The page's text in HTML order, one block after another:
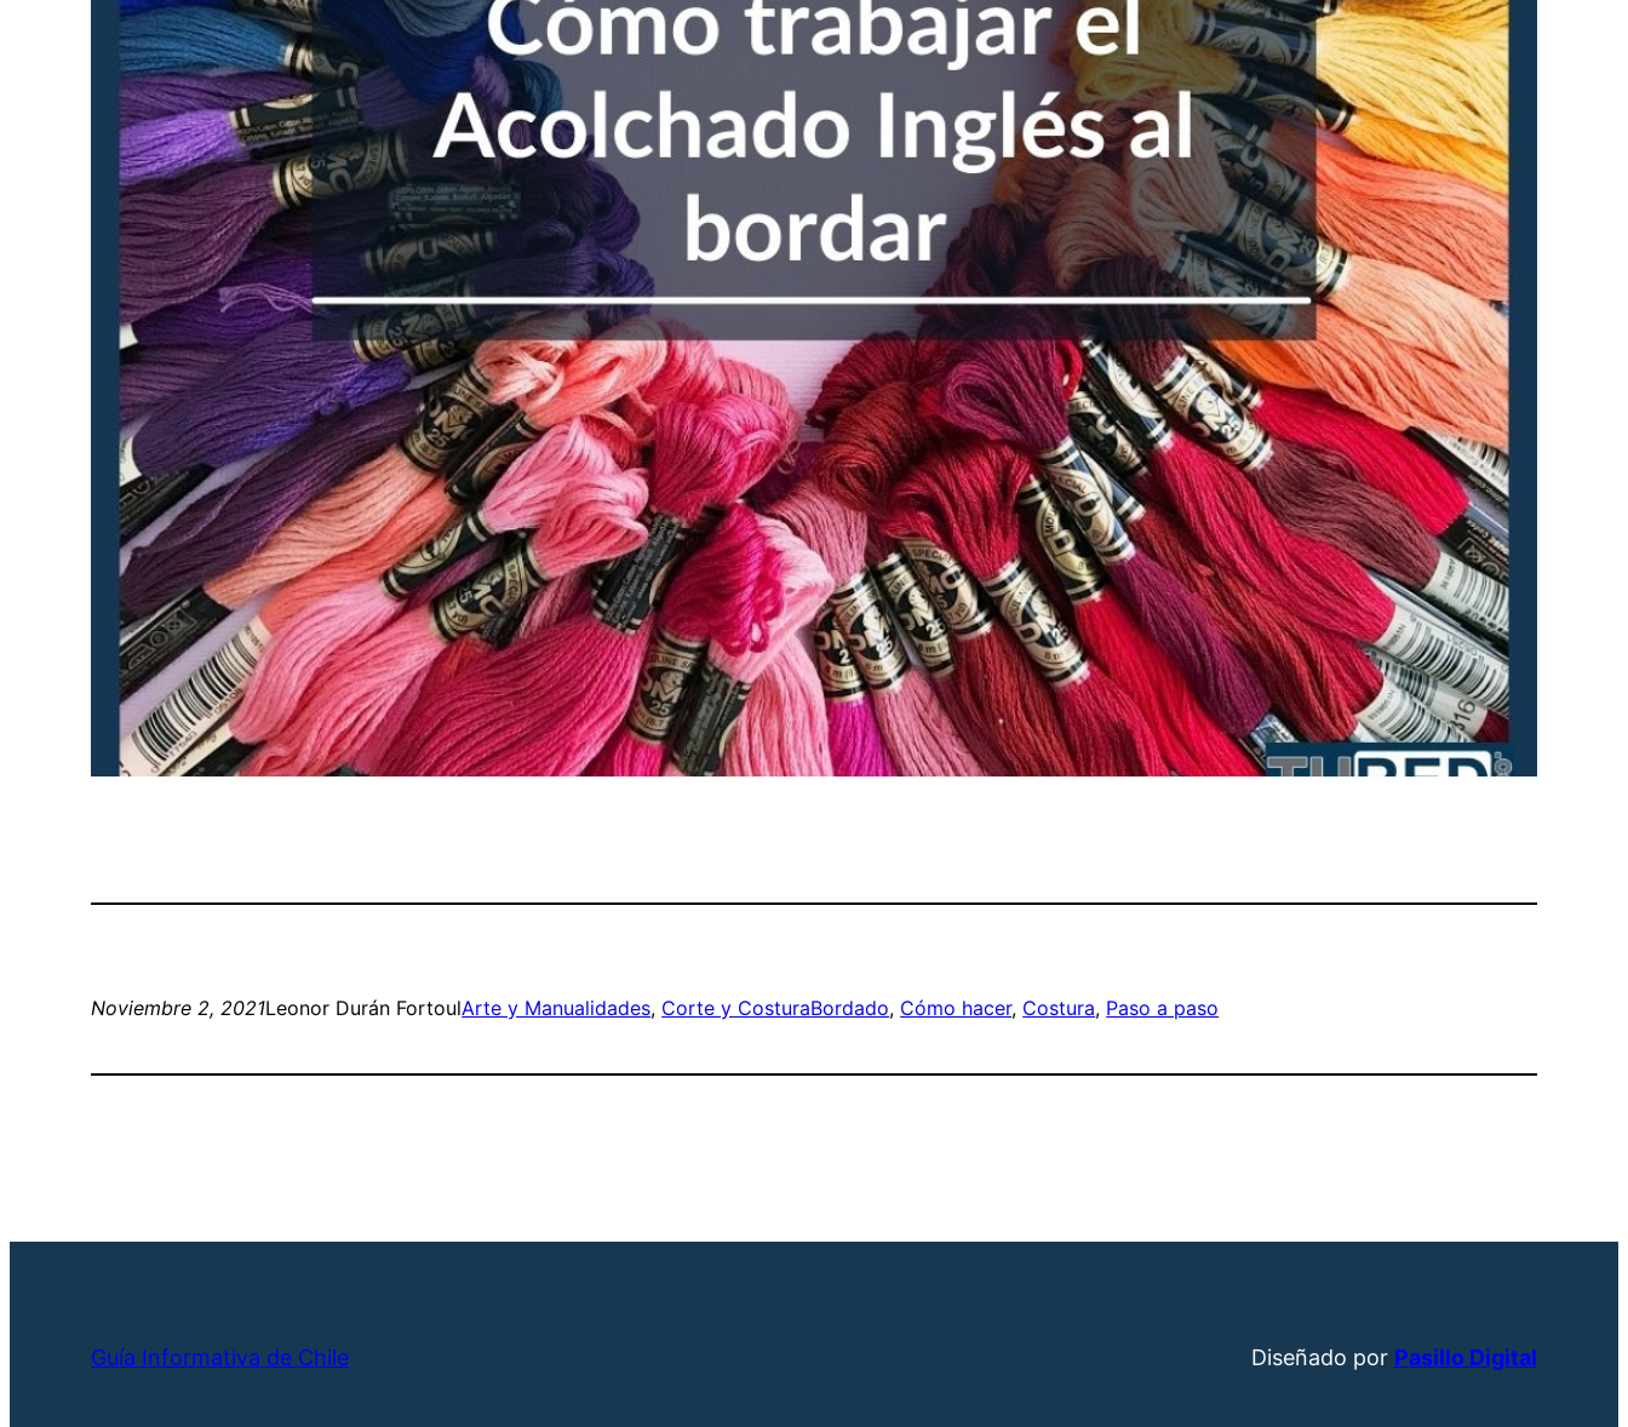
Noviembre 2, 2021Leonor Durán FortoulArte y Manualidades, Corte y CosturaBordado, Cómo hacer, Costura, Paso a paso
Guía Informativa de Chile Diseñado por Pasillo Digital